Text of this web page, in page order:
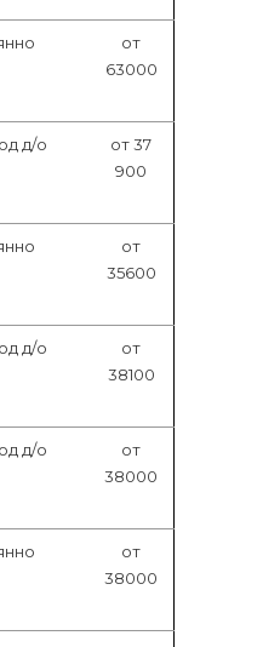
от
63000
д/о
от 37
900
от
35600
д/о
от
38100
д/о
от
38000
от
38000